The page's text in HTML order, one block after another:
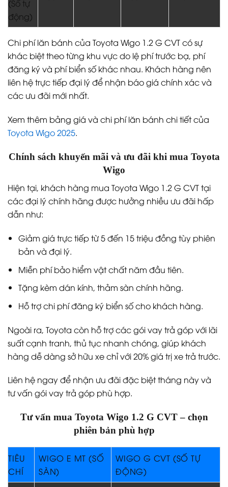
(Số tự
động)
Chi phí lăn bánh của Toyota Wigo 1.2 G CVT có sự
khác biệt theo từng khu vực do lệ phí trước bạ, phí
đăng ký và phí biển số khác nhau. Khách hàng nên
liên hệ trực tiếp đại lý để nhận báo giá chính xác và
các ưu đãi mới nhất.
Xem thêm bảng giá và chi phí lăn bánh chi tiết của
Toyota Wigo 2025.
Chính sách khuyến mãi và ưu đãi khi mua Toyota
Wigo
Hiện tại, khách hàng mua Toyota Wigo 1.2 G CVT tại
các đại lý chính hãng được hưởng nhiều ưu đãi hấp
dẫn như:
Giảm giá trực tiếp từ 5 đến 15 triệu đồng tùy phiên
bản và đại lý.
Miễn phí bảo hiểm vật chất năm đầu tiên.
Tặng kèm dán kính, thảm sàn chính hãng.
Hỗ trợ chi phí đăng ký biển số cho khách hàng.
Ngoài ra, Toyota còn hỗ trợ các gói vay trả góp với lãi
suất cạnh tranh, thủ tục nhanh chóng, giúp khách
hàng dễ dàng sở hữu xe chỉ với 20% giá trị xe trả trước.
Liên hệ ngay để nhận ưu đãi đặc biệt tháng này và
tư vấn gói vay trả góp phù hợp.
Tư vấn mua Toyota Wigo 1.2 G CVT – chọn
phiên bản phù hợp
TIÊU
CHÍ
WIGO E MT (SỐ
SÀN)
WIGO G CVT (SỐ TỰ
ĐỘNG)